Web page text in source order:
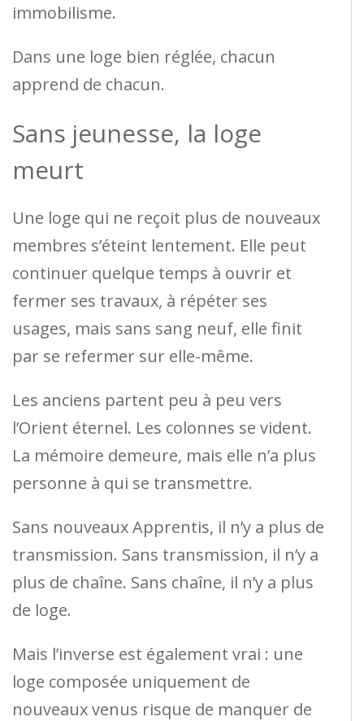
immobilisme.
Dans une loge bien réglée, chacun
apprend de chacun.
Sans jeunesse, la loge
meurt
Une loge qui ne reçoit plus de nouveaux
membres s’éteint lentement. Elle peut
continuer quelque temps à ouvrir et
fermer ses travaux, à répéter ses
usages, mais sans sang neuf, elle finit
par se refermer sur elle-même.
Les anciens partent peu à peu vers
l’Orient éternel. Les colonnes se vident.
La mémoire demeure, mais elle n’a plus
personne à qui se transmettre.
Sans nouveaux Apprentis, il n’y a plus de
transmission. Sans transmission, il n’y a
plus de chaîne. Sans chaîne, il n’y a plus
de loge.
Mais l’inverse est également vrai : une
loge composée uniquement de
nouveaux venus risque de manquer de